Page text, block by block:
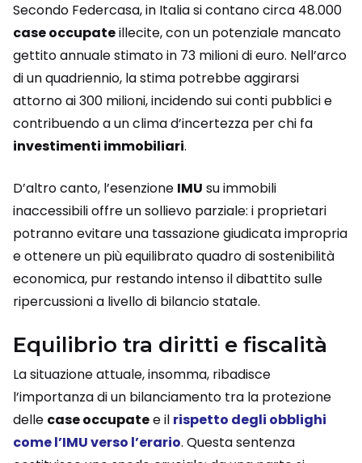
Secondo Federcasa, in Italia si contano circa 48.000
case occupateillecite, con un potenziale mancato
gettito annuale stimato in 73 milioni di euro. Nell’arco
di un quadriennio, la stima potrebbe aggirarsi
attorno ai 300 milioni, incidendo sui conti pubblici e
contribuendo a un clima d’incertezza per chi fa
investimenti immobiliari.
D’altro canto, l’esenzione IMU su immobili
inaccessibili offre un sollievo parziale: i proprietari
potranno evitare una tassazione giudicata impropria
e ottenere un più equilibrato quadro di sostenibilità
economica, pur restando intenso il dibattito sulle
ripercussioni a livello di bilancio statale.
Equilibrio tra diritti e fiscalità
La situazione attuale, insomma, ribadisce
l’importanza di un bilanciamento tra la protezione
delle case occupatee il rispetto degli obblighi
come l’IMUverso l’erario. Questa sentenza